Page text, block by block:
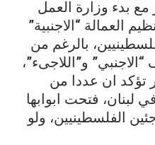
مع بدء وزارة العمل
العمالة “الاجنبية”
بالرغم من
و”اللاجىء”،
تؤكد ان عددا من
لبنان، فتحت ابوابها
الفلسطينيين، ولو